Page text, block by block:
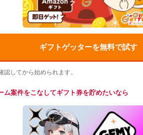
ギフトゲッターを無料で試す
してから始められます。
ム案件をこなしてギフト券を貯めたいなら